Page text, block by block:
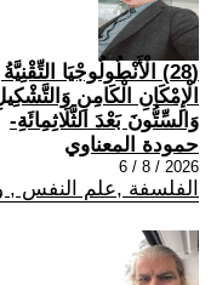
(28) الْأَنْطُولُوجْيَا
الْإِمْكَانِ الْكَامِنِ
وَالسِّتُّونَ بَعْدَ الثَّلَاثِمِائَةِ-
حمودة المعناوي
2026 / 8 / 6
الفلسفة ,علم النفس ,